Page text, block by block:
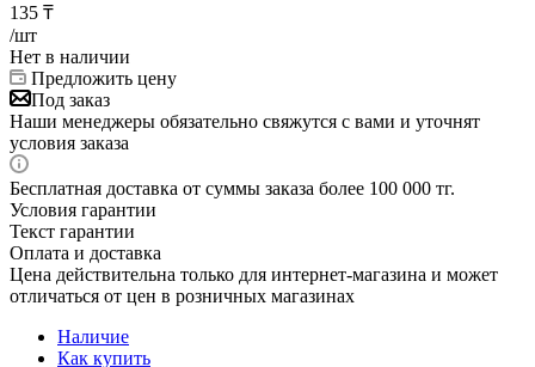
135 ₸
/шт
Нет в наличии
Предложить цену
Под заказ
Наши менеджеры обязательно свяжутся с вами и уточнят
условия заказа
Бесплатная доставка от суммы заказа более 100 000 тг.
Условия гарантии
Текст гарантии
Оплата и доставка
Цена действительна только для интернет-магазина и может
отличаться от цен в розничных магазинах
Наличие
Как купить